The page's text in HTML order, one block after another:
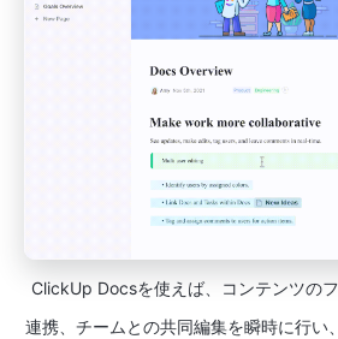
ClickUp Docsを使えば、コンテンツの
連携、チームとの共同編集を瞬時に行い